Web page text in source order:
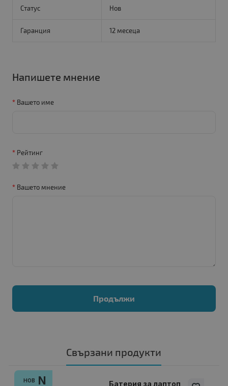
Статус Нов
Гаранция 12 месеца
Напишете мнение
Вашето име
Рейтинг
Вашето мнение
Продължи
Свързани продукти
НОВ N Батерия за лаптоп